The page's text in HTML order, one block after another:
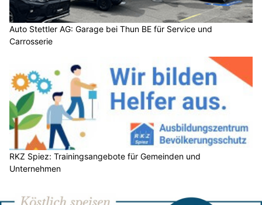
Auto Stettler AG: Garage bei Thun BE für Service und
Carrosserie
RKZ Spiez: Trainingsangebote für Gemeinden und
Unternehmen